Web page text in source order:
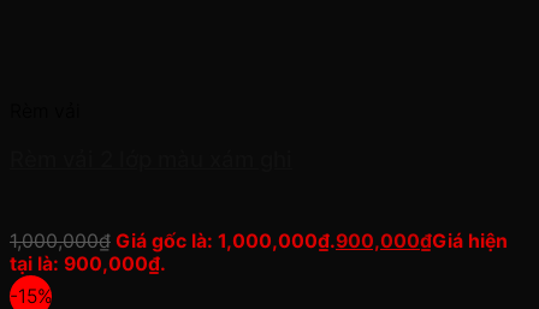
1,000,000₫ Giá gốc là: 1,000,000₫.900,000₫Giá hiện
tại là: 900,000₫.
-15%